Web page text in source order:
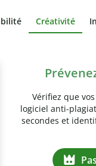
Créativité